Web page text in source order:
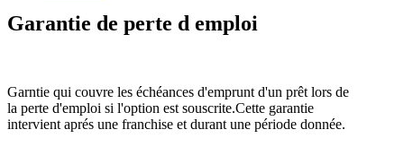
Garantie de perte d emploi
Garntie qui couvre les échéances d'emprunt d'un prêt lors de
la perte d'emploi si l'option est souscrite.Cette garantie
intervient aprés une franchise et durant une période donnée.